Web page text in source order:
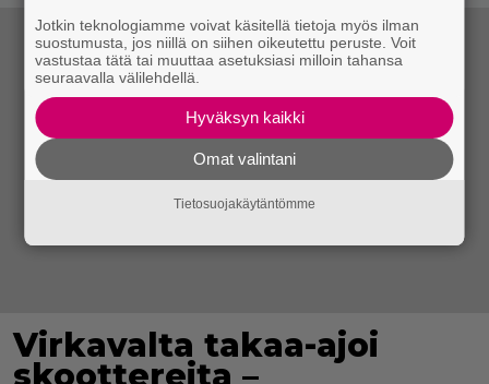
Virkavalta takaa-ajoi
skoottereita –
Jotkin teknologiamme voivat käsitellä tietoja myös ilman
suostumusta, jos niillä on siihen oikeutettu peruste. Voit
vastustaa tätä tai muuttaa asetuksiasi milloin tahansa
seuraavalla välilehdellä.
Hyväksyn kaikki
Omat valintani
Tietosuojakäytäntömme